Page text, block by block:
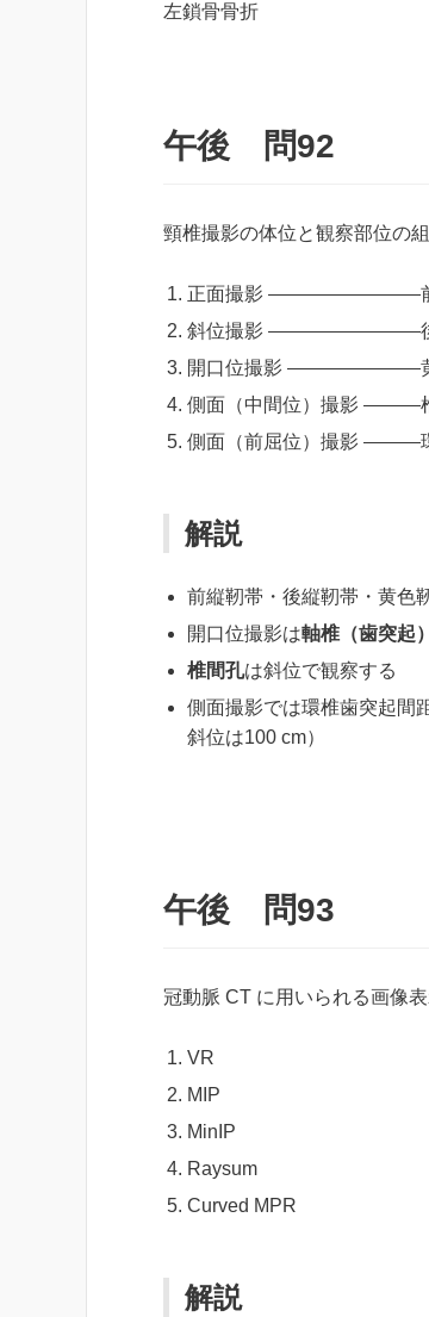
左鎖骨骨折
午後 問92
頸椎撮影の体位と観察部位の
正面撮影
斜位撮影
開口位撮影
側面（中間位）撮影
側面（前屈位）撮影
解説
前縦靭帯・後縦靭帯・黄色
開口位撮影は軸椎（歯突起）
椎間孔は斜位で観察する
側面撮影では環椎歯突起間
斜位は100 cm）
午後 問93
冠動脈 CT に用いられる画像
VR
MIP
MinIP
Raysum
Curved MPR
解説